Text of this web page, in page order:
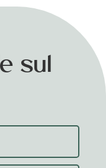
sul